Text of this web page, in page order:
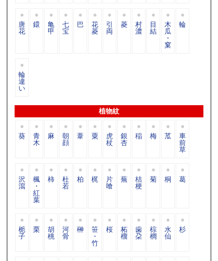
唐
花
鐶 亀
甲
七
宝
巴 花
菱
引
両
菱 村
濃
目
結
木
瓜
・
窠
輪
輪
違
い
植物紋
葵 青
木
麻 朝
顔
葦 粟 虎
杖
銀
杏
稲 梅 苽 車
前
草
沢
瀉
楓
・
紅
葉
柿 杜
若
柏 梶 片
喰
蕪 桔
梗
菊 桐 葛
栀
子
栗 胡
桃
河
骨
榊 笹
・
竹
桜 柘
榴
歯
朶
棕
櫚
水
仙
杉